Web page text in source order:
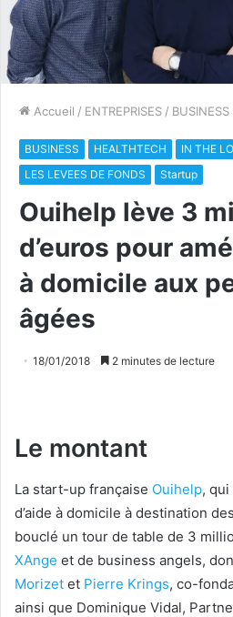
Accueil / ENTREPRISES / BUSINESS
BUSINESS HEALTHTECH IN THE
LES LEVEES DE FONDS
Startup
Ouihelp lève 3
d’euros pour
à domicile aux
âgées
18/01/2018 2 minutes de lecture
Le montant
La start-up française Ouihelp,
d’aide à domicile à destination
bouclé un tour de table de 3
XAnge et de business angels,
Morizet et Pierre Krings, co-
ainsi que Dominique Vidal,